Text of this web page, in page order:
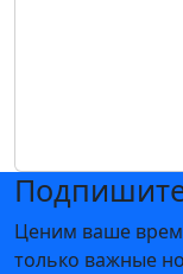
Ценим ваше
только важные